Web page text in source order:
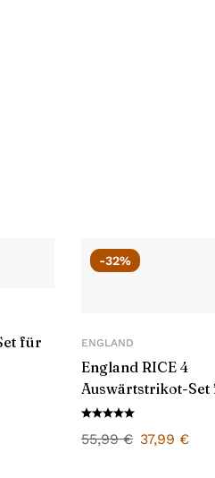
für
-32%
ENGLAND
England RICE 4
Auswärtstrikot-Set
Kinder 2024/25
55,99€ 37,99 €